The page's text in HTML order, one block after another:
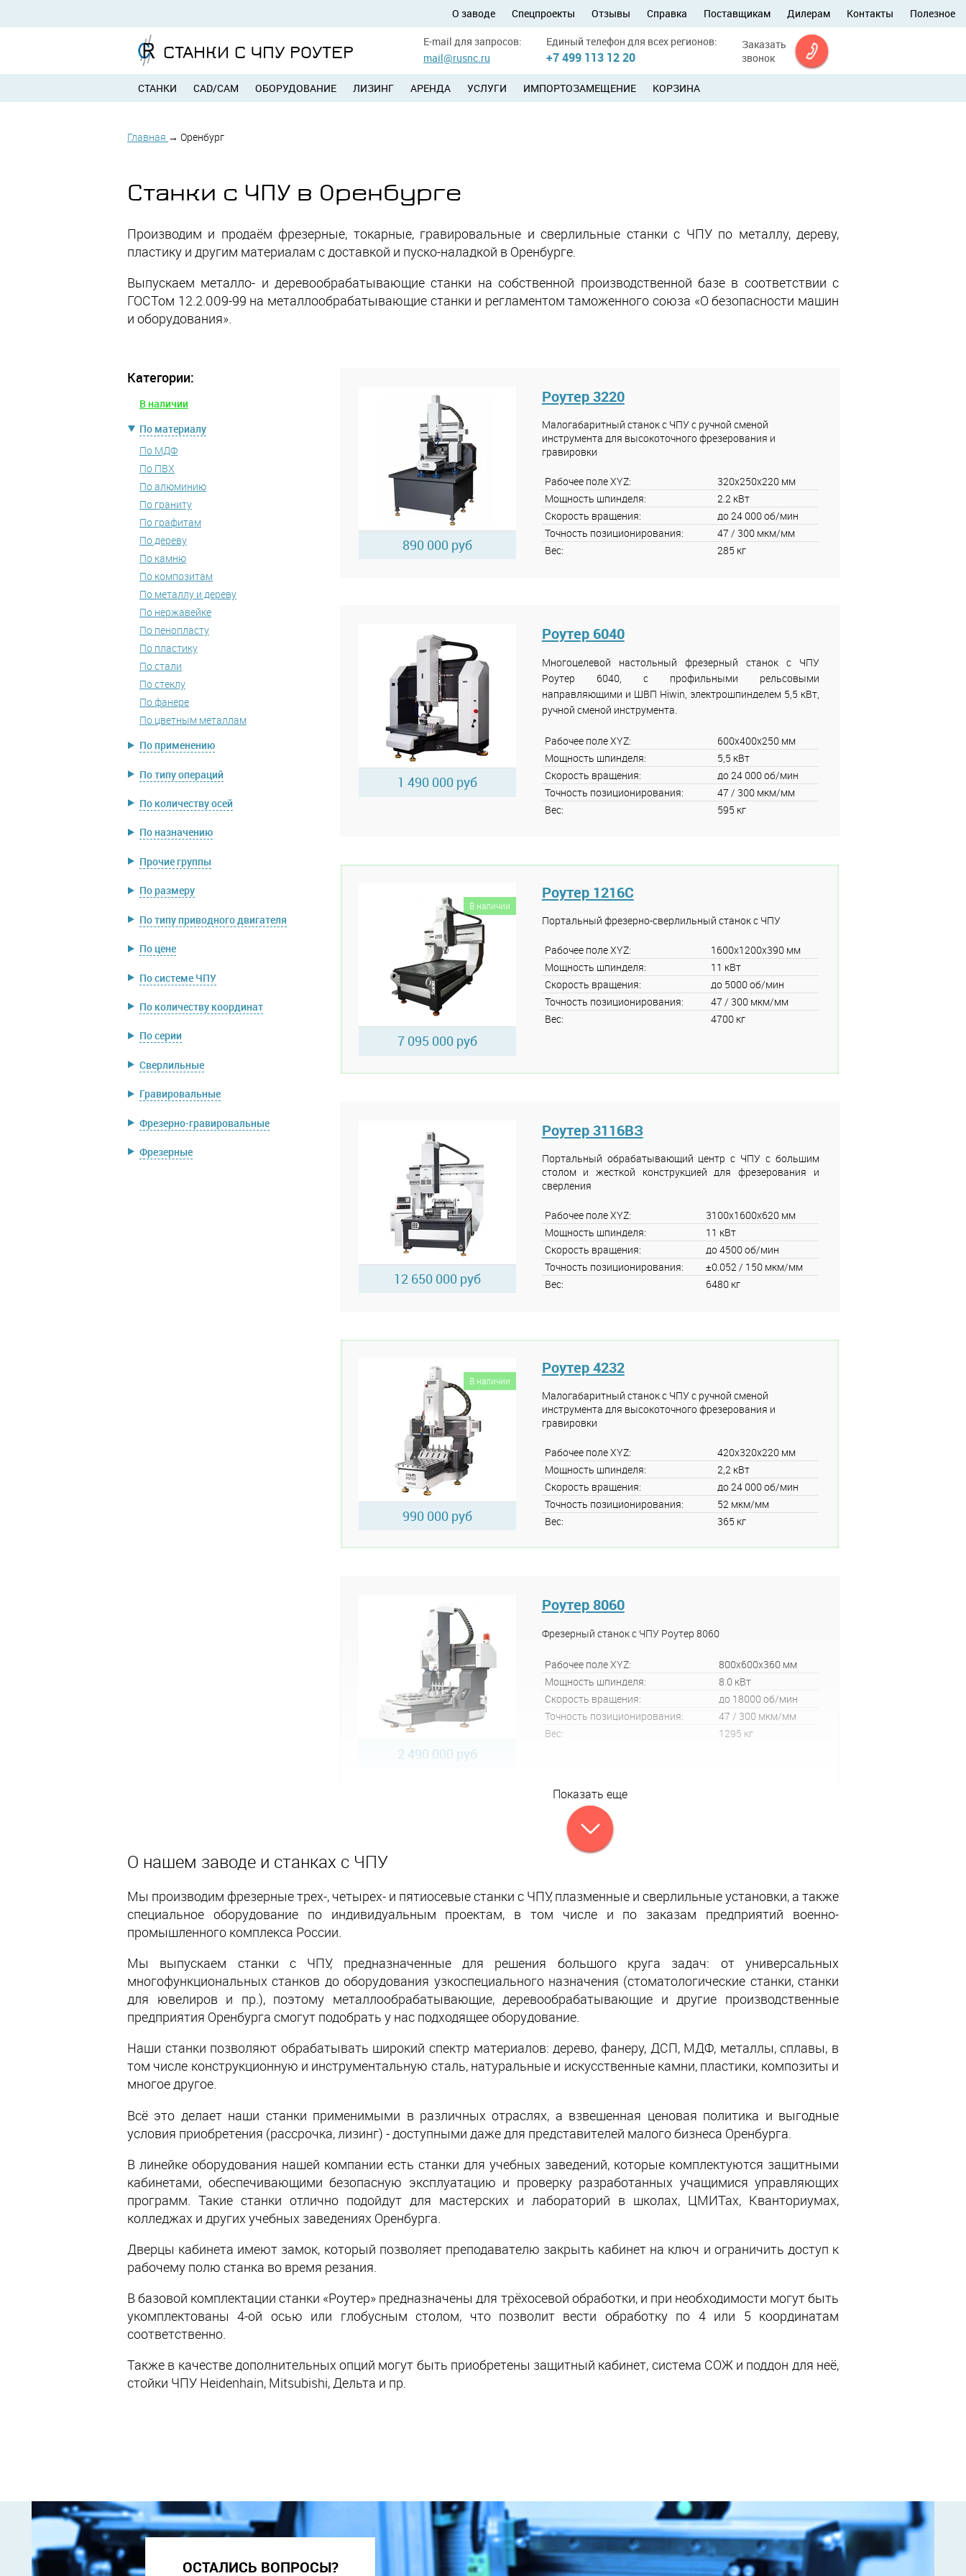
О заводе Спецпроекты Отзывы Справка Поставщикам Дилерам Контакты Полезное
СТАНКИ С ЧПУ РОУТЕР
E-mail для запросов:
mail@rusnc.ru
Единый телефон для всех регионов:
+7 499 113 12 20
Заказать
звонок
СТАНКИ CAD/CAM ОБОРУДОВАНИЕ ЛИЗИНГ АРЕНДА УСЛУГИ ИМПОРТОЗАМЕЩЕНИЕ КОРЗИНА
Главная → Оренбург
Станки с ЧПУ в Оренбурге
Производим и продаём фрезерные, токарные, гравировальные и сверлильные станки с ЧПУ по металлу, дереву,
пластику и другим материалам с доставкой и пуско-наладкой в Оренбурге.
Выпускаем металло- и деревообрабатывающие станки на собственной производственной базе в соответствии с
ГОСТом 12.2.009-99 на металлообрабатывающие станки и регламентом таможенного союза «О безопасности машин
и оборудования».
Категории:
В наличии
По материалу
По МДФ
По ПВХ
По алюминию
По граниту
По графитам
По дереву
По камню
По композитам
По металлу и дереву
По нержавейке
По пенопласту
По пластику
По стали
По стеклу
По фанере
По цветным металлам
По применению
По типу операций
По количеству осей
По назначению
Прочие группы
По размеру
По типу приводного двигателя
По цене
По системе ЧПУ
По количеству координат
По серии
Сверлильные
Гравировальные
Фрезерно-гравировальные
Фрезерные
890 000 руб
Роутер 3220
Малогабаритный станок с ЧПУ с ручной сменой
инструмента для высокоточного фрезерования и
гравировки
Рабочее поле XYZ:
320x250x220 мм
Мощность шпинделя:
2.2 кВт
Скорость вращения:
до 24 000 об/мин
Точность позиционирования:
47 / 300 мкм/мм
Вес:
285 кг
1 490 000 руб
Роутер 6040
Многоцелевой настольный фрезерный станок с ЧПУ
Роутер 6040, с профильными рельсовыми
направляющими и ШВП Hiwin, электрошпинделем 5,5 кВт,
ручной сменой инструмента.
Рабочее поле XYZ:
600x400x250 мм
Мощность шпинделя:
5,5 кВт
Скорость вращения:
до 24 000 об/мин
Точность позиционирования:
47 / 300 мкм/мм
Вес:
595 кг
В наличии
7 095 000 руб
Роутер 1216C
Портальный фрезерно-сверлильный станок с ЧПУ
Рабочее поле XYZ:
1600x1200x390 мм
Мощность шпинделя:
11 кВт
Скорость вращения:
до 5000 об/мин
Точность позиционирования:
47 / 300 мкм/мм
Вес:
4700 кг
12 650 000 руб
Роутер 3116ВЗ
Портальный обрабатывающий центр с ЧПУ с большим
столом и жесткой конструкцией для фрезерования и
сверления
Рабочее поле XYZ:
3100x1600x620 мм
Мощность шпинделя:
11 кВт
Скорость вращения:
до 4500 об/мин
Точность позиционирования:
±0.052 / 150 мкм/мм
Вес:
6480 кг
В наличии
990 000 руб
Роутер 4232
Малогабаритный станок с ЧПУ с ручной сменой
инструмента для высокоточного фрезерования и
гравировки
Рабочее поле XYZ:
420x320x220 мм
Мощность шпинделя:
2,2 кВт
Скорость вращения:
до 24 000 об/мин
Точность позиционирования:
52 мкм/мм
Вес:
365 кг
2 490 000 руб
Роутер 8060
Фрезерный станок с ЧПУ Роутер 8060
Рабочее поле XYZ:
800x600x360 мм
Мощность шпинделя:
8.0 кВт
Скорость вращения:
до 18000 об/мин
Точность позиционирования:
47 / 300 мкм/мм
Вес:
1295 кг
Показать еще
О нашем заводе и станках с ЧПУ
Мы производим фрезерные трех-, четырех- и пятиосевые станки с ЧПУ, плазменные и сверлильные установки, а также
специальное оборудование по индивидуальным проектам, в том числе и по заказам предприятий военно-
промышленного комплекса России.
Мы выпускаем станки с ЧПУ, предназначенные для решения большого круга задач: от универсальных
многофункциональных станков до оборудования узкоспециального назначения (стоматологические станки, станки
для ювелиров и пр.), поэтому металлообрабатывающие, деревообрабатывающие и другие производственные
предприятия Оренбурга смогут подобрать у нас подходящее оборудование.
Наши станки позволяют обрабатывать широкий спектр материалов: дерево, фанеру, ДСП, МДФ, металлы, сплавы, в
том числе конструкционную и инструментальную сталь, натуральные и искусственные камни, пластики, композиты и
многое другое.
Всё это делает наши станки применимыми в различных отраслях, а взвешенная ценовая политика и выгодные
условия приобретения (рассрочка, лизинг) - доступными даже для представителей малого бизнеса Оренбурга.
В линейке оборудования нашей компании есть станки для учебных заведений, которые комплектуются защитными
кабинетами, обеспечивающими безопасную эксплуатацию и проверку разработанных учащимися управляющих
программ. Такие станки отлично подойдут для мастерских и лабораторий в школах, ЦМИТах, Кванториумах,
колледжах и других учебных заведениях Оренбурга.
Дверцы кабинета имеют замок, который позволяет преподавателю закрыть кабинет на ключ и ограничить доступ к
рабочему полю станка во время резания.
В базовой комплектации станки «Роутер» предназначены для трёхосевой обработки, и при необходимости могут быть
укомплектованы 4-ой осью или глобусным столом, что позволит вести обработку по 4 или 5 координатам
соответственно.
Также в качестве дополнительных опций могут быть приобретены защитный кабинет, система СОЖ и поддон для неё,
стойки ЧПУ Heidenhain, Mitsubishi, Дельта и пр.
ОСТАЛИСЬ ВОПРОСЫ?